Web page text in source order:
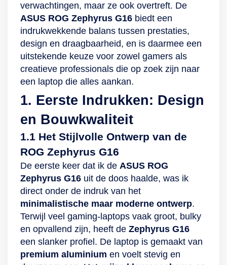
verwachtingen, maar ze ook overtreft. De
ASUS ROG Zephyrus G16 biedt een
indrukwekkende balans tussen prestaties,
design en draagbaarheid, en is daarmee een
uitstekende keuze voor zowel gamers als
creatieve professionals die op zoek zijn naar
een laptop die alles aankan.
1. Eerste Indrukken: Design
en Bouwkwaliteit
1.1 Het Stijlvolle Ontwerp van de
ROG Zephyrus G16
De eerste keer dat ik de ASUS ROG
Zephyrus G16 uit de doos haalde, was ik
direct onder de indruk van het
minimalistische maar moderne ontwerp.
Terwijl veel gaming-laptops vaak groot, bulky
en opvallend zijn, heeft de Zephyrus G16
een slanker profiel. De laptop is gemaakt van
premium aluminium en voelt stevig en